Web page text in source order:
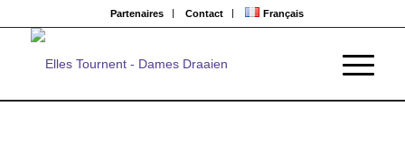
Partenaires Contact Français